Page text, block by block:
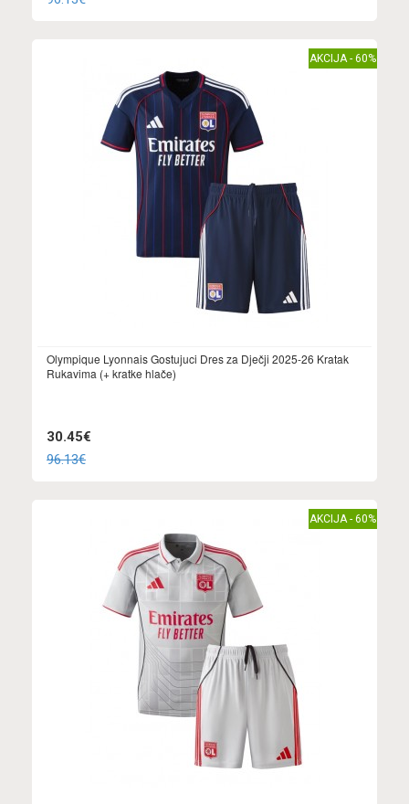
AKCIJA - 60%
Olympique Lyonnais Gostujuci Dres za Dječji 2025-26 Kratak
Rukavima (+ kratke hlače)
30.45€
96.13€
AKCIJA - 60%